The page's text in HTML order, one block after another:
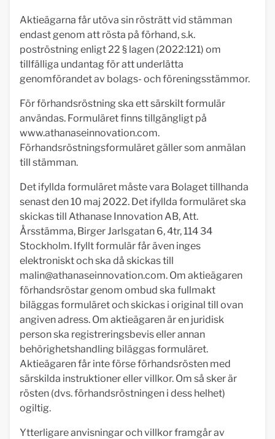
Aktieägarna får utöva sin rösträtt vid stämman
endast genom att rösta på förhand, s.k.
poströstning enligt 22 § lagen (2022:121) om
tillfälliga undantag för att underlätta
genomförandet av bolags- och föreningsstämmor.
För förhandsröstning ska ett särskilt formulär
användas. Formuläret finns tillgängligt på
www.athanaseinnovation.com.
Förhandsröstningsformuläret gäller som anmälan
till stämman.
Det ifyllda formuläret måste vara Bolaget tillhanda
senast den 10 maj 2022. Det ifyllda formuläret ska
skickas till Athanase Innovation AB, Att.
Årsstämma, Birger Jarlsgatan 6, 4tr, 114 34
Stockholm. Ifyllt formulär får även inges
elektroniskt och ska då skickas till
malin@athanaseinnovation.com. Om aktieägaren
förhandsröstar genom ombud ska fullmakt
biläggas formuläret och skickas i original till ovan
angiven adress. Om aktieägaren är en juridisk
person ska registreringsbevis eller annan
behörighetshandling biläggas formuläret.
Aktieägaren får inte förse förhandsrösten med
särskilda instruktioner eller villkor. Om så sker är
rösten (dvs. förhandsröstningen i dess helhet)
ogiltig.
Ytterligare anvisningar och villkor framgår av